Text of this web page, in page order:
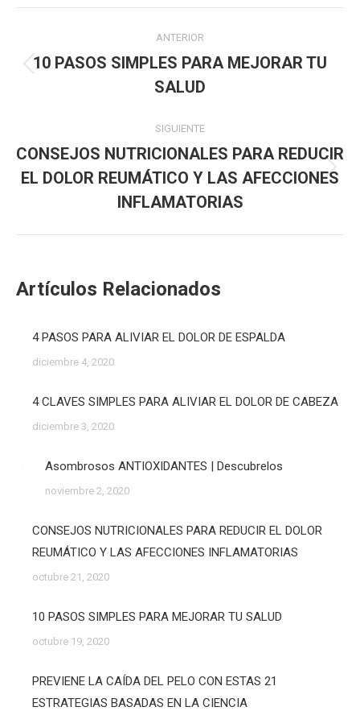
entre
publicaciones
ANTERIOR
Publicación
anterior:
10 PASOS SIMPLES PARA MEJORAR TU
SALUD
SIGUIENTE
Publicación
siguiente:
CONSEJOS NUTRICIONALES PARA REDUCIR
EL DOLOR REUMÁTICO Y LAS AFECCIONES
INFLAMATORIAS
Artículos Relacionados
4 PASOS PARA ALIVIAR EL DOLOR DE ESPALDA
diciembre 4, 2020
4 CLAVES SIMPLES PARA ALIVIAR EL DOLOR DE CABEZA
diciembre 3, 2020
Asombrosos ANTIOXIDANTES | Descubrelos
noviembre 2, 2020
CONSEJOS NUTRICIONALES PARA REDUCIR EL DOLOR
REUMÁTICO Y LAS AFECCIONES INFLAMATORIAS
octubre 21, 2020
10 PASOS SIMPLES PARA MEJORAR TU SALUD
octubre 19, 2020
PREVIENE LA CAÍDA DEL PELO CON ESTAS 21
ESTRATEGIAS BASADAS EN LA CIENCIA